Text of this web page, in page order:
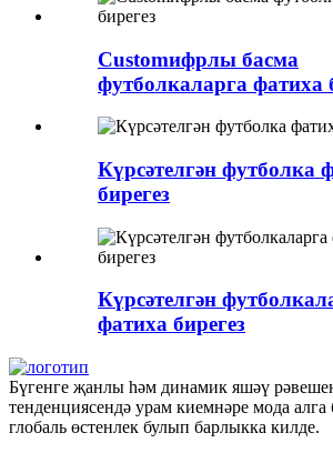
Customифрлы басма
футболкаларга фатиха
Күрсәтелгән футболка
бирегез
Күрсәтелгән
фатиха бирегез
Бүгенге җанлы һәм динамик яшәү
тенденциясендә урам киемнәре мода
глобаль өстенлек булып барлыкка килде.